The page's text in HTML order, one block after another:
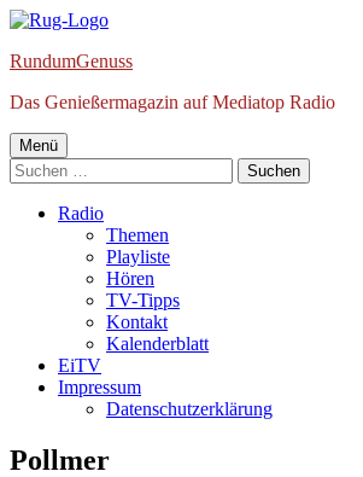
Springe
Inhalt
RundumGenuss
Das Genießermagazin auf Mediatop Radio
Primäres
Menü
Menü
Suchen
nach:
Radio
Themen
Playliste
Hören
TV-Tipps
Kontakt
Kalenderblatt
EiTV
Impressum
Datenschutzerklärung
Schlagwort:
Pollmer